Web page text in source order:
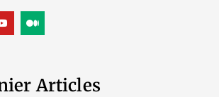
Articles